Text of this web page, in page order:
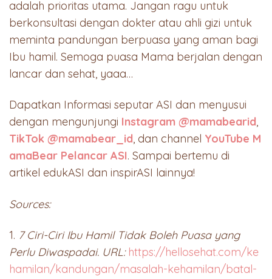
adalah prioritas utama. Jangan ragu untuk
berkonsultasi dengan dokter atau ahli gizi untuk
meminta pandungan berpuasa yang aman bagi
Ibu hamil. Semoga puasa Mama berjalan dengan
lancar dan sehat, yaaa…
Dapatkan Informasi seputar ASI dan menyusui
dengan mengunjungi Instagram @mamabearid,
TikTok @mamabear_id, dan channel YouTube M
amaBear Pelancar ASI. Sampai bertemu di
artikel edukASI dan inspirASI lainnya!
Sources:
1. 7 Ciri-Ciri Ibu Hamil Tidak Boleh Puasa yang
Perlu Diwaspadai. URL: https://hellosehat.com/ke
hamilan/kandungan/masalah-kehamilan/batal-